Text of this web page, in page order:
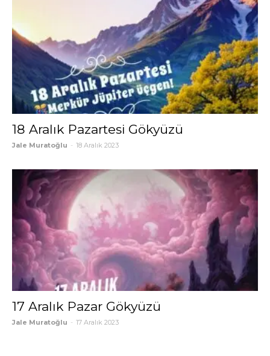
18 Aralık Pazartesi Gökyüzü
Jale Muratoğlu - 18 Aralık 2023
17 Aralık Pazar Gökyüzü
Jale Muratoğlu - 17 Aralık 2023